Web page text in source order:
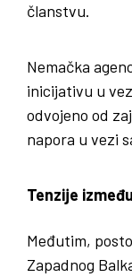
članstvu.
Nemačka
inicijativu u
odvojeno od
napora u vezi
Tenzije
Međutim,
Zapadnog